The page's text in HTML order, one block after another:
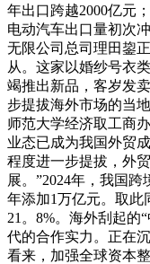
年出口跨越2000亿元
电动汽车出口量初次
无限公司总司理田鋆
从。这家以婚纱号衣
竭推出新品，客岁发
步提拔海外市场的当
师范大学经济取工商
业态已成为我国外贸
程度进一步提拔，外
展。”2024年，我国
年添加1万亿元。取此
21。8%。海外刮起的
代的合作实力。正在
看来，加强全球资本